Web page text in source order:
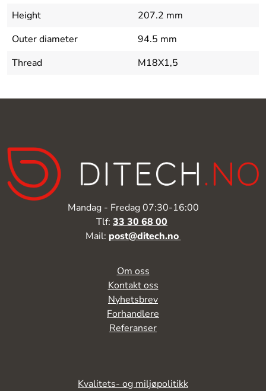
Height
207.2 mm
Outer diameter
94.5 mm
Thread
M18X1,5
Mandag - Fredag 07:30-16:00
Tlf: 33 30 68 00
Mail: post@ditech.no
Kvalitets- og miljøpolitikk
Om oss
Kontakt oss
Nyhetsbrev
Forhandlere
Referanser